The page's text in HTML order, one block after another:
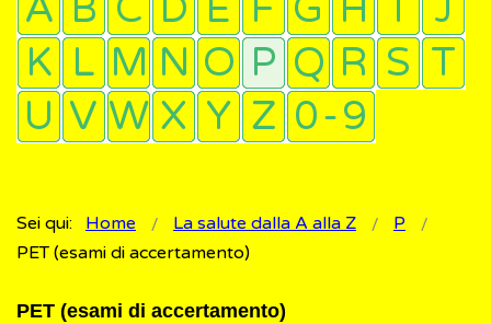
Sei qui: Home La salute dalla A alla Z
P
PET (esami di accertamento)
PET (esami di accertamento)